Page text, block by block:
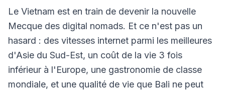
Le Vietnam est en train de devenir la nouvelle
Mecque des digital nomads. Et ce n'est pas un
hasard : des vitesses internet parmi les meilleures
d'Asie du Sud-Est, un coût de la vie 3 fois
inférieur à l'Europe, une gastronomie de classe
mondiale, et une qualité de vie que Bali ne peut